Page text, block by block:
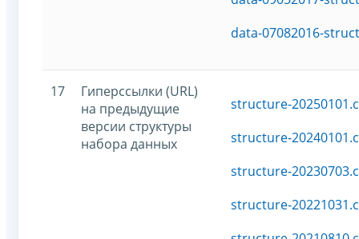
data-07082016-
17
Гиперссылки (URL)
на предыдущие
версии структуры
набора данных
structure-
structure-
structure-
structure-